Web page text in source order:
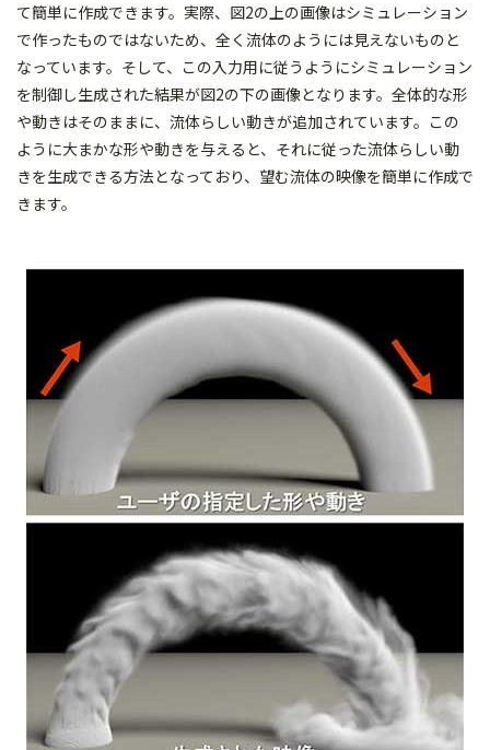
て簡単に作成できます。実際、図2の上の画像はシミュレーション
で作ったものではないため、全く流体のようには見えないものと
なっています。そして、この入力用に従うようにシミュレーション
を制御し生成された結果が図2の下の画像となります。全体的な形
や動きはそのままに、流体らしい動きが追加されています。この
ように大まかな形や動きを与えると、それに従った流体らしい動
きを生成できる方法となっており、望む流体の映像を簡単に作成で
きます。